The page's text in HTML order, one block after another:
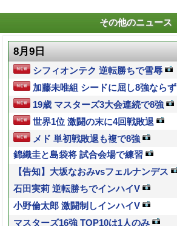
その他のニュース
8月9日
シフィオンテク 逆転勝ちで雪辱
加藤未唯組 シードに屈し8強ならず
19歳 マスターズ3大会連続で8強
世界1位 激闘の末に4回戦敗退
メド 単初戦敗退も複で8強
錦織圭と島袋将 試合会場で練習
【告知】大坂なおみvsフェルナンデス
石田実莉 逆転勝ちでインハイV
小野倫太郎 激闘制しインハイV
マスターズ16強 TOP10は1人のみ